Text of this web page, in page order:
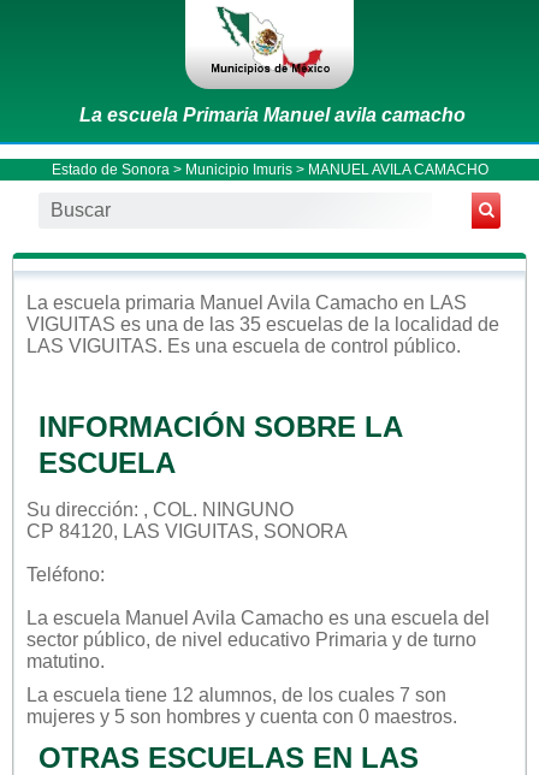
La escuela Primaria Manuel avila camacho
Estado de Sonora > Municipio Imuris> MANUEL AVILA CAMACHO
La escuela primaria Manuel Avila Camacho en LAS
VIGUITAS es una de las 35 escuelas de la localidad de
LAS VIGUITAS. Es una escuela de control público.
INFORMACIÓN SOBRE LA
ESCUELA
Su dirección: , COL. NINGUNO
CP 84120, LAS VIGUITAS, SONORA
Teléfono:
La escuela Manuel Avila Camacho es una escuela del
sector público, de nivel educativo Primaria y de turno
matutino.
La escuela tiene 12 alumnos, de los cuales 7 son
mujeres y 5 son hombres y cuenta con 0 maestros.
OTRAS ESCUELAS EN LAS